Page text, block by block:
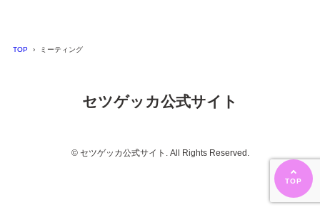
TOP ミーティング
セツゲッカ公式サイト
© セツゲッカ公式サイト. All Rights Reserved.